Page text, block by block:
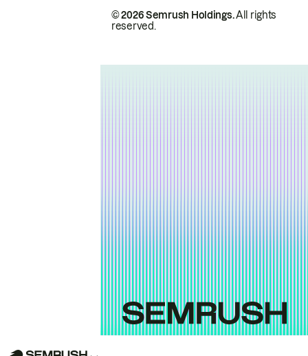
© 2026 Semrush Holdings.All rights
reserved.